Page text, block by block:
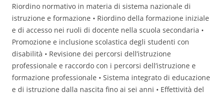
Riordino normativo in materia di sistema nazionale di
istruzione e formazione • Riordino della formazione iniziale
e di accesso nei ruoli di docente nella scuola secondaria •
Promozione e inclusione scolastica degli studenti con
disabilità • Revisione dei percorsi dell’istruzione
professionale e raccordo con i percorsi dell’istruzione e
formazione professionale • Sistema integrato di educazione
e di istruzione dalla nascita fino ai sei anni • Effettività del